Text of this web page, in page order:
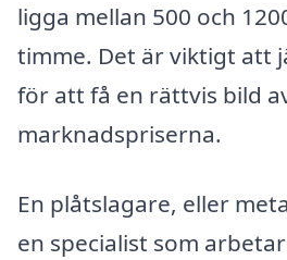
ligga mellan 500 och
timme. Det är viktigt att
för att få en rättvis bild
marknadspriserna.
En plåtslagare, eller
en specialist som